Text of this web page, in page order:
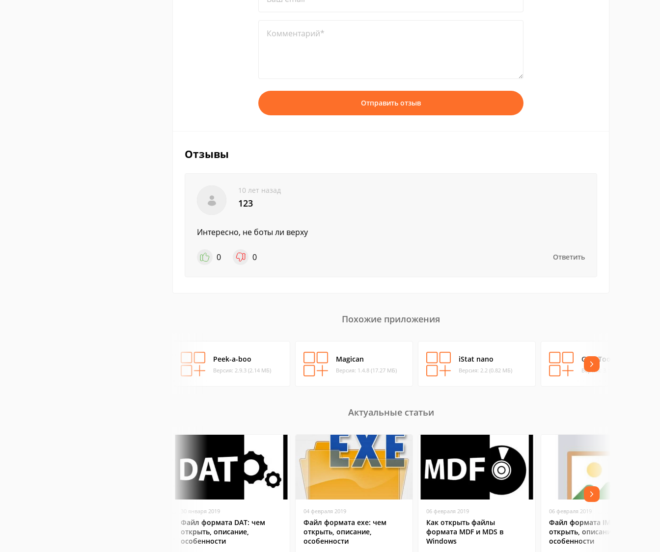
Комментарий*
Отправить отзыв
Отзывы
10 лет назад
123
Интересно, не боты ли верху
0 0 Ответить
Похожие приложения
Peek-a-boo
Версия: 2.9.3 (2.14 МБ)
Magican
Версия: 1.4.8 (17.27 МБ)
iStat nano
Версия: 2.2 (0.82 МБ)
GeekTool
Версия: 3.1.1 (4.99 МБ)
Актуальные статьи
30 января 2019
Файл формата DAT: чем
открыть, описание,
особенности
04 февраля 2019
Файл формата exe: чем
открыть, описание,
особенности
06 февраля 2019
Как открыть файлы
формата MDF и MDS в
Windows
06 февраля 2019
Файл формата IMG: чем
открыть, описание,
особенности